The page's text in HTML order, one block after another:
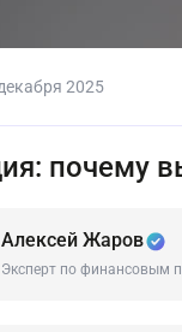
2025
почему
Алексей Жаров
Эксперт по финансовым